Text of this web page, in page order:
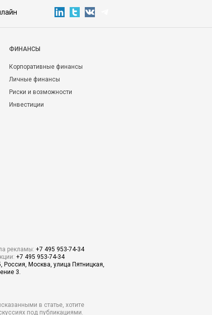
ФИНАНСЫ
Корпоративные финансы
Личные финансы
Риски и возможности
Инвестиции
рекламы: +7 495 953-74-34
+7 495 953-74-34
Россия, Москва, улица Пятницкая,
3.
в статье, хотите
под публикациями.